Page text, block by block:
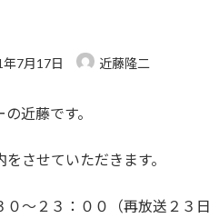
年7月17日 近藤隆二
近藤です。
させていただきます。
〜２３：００（再放送２３日